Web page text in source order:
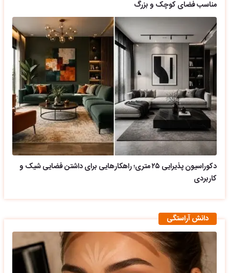
مناسب فضای کوچک و بزرگ
دکوراسیون پذیرایی ۲۵ متری؛ راهکارهایی برای داشتن فضایی شیک و
کاربردی
دانش آراستگی